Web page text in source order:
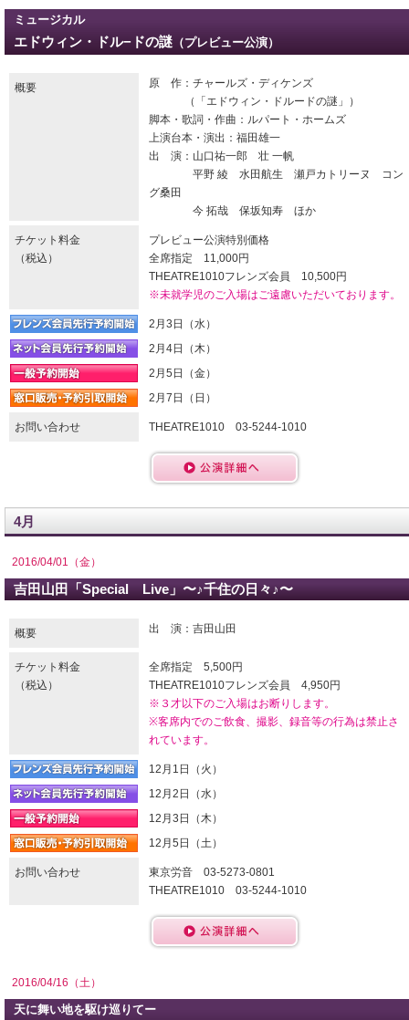
ミュージカル
エドウィン・ドル−ドの謎 （プレビュー公演）
概要
原 作：チャールズ・ディケンズ
（「エドウィン・ドルードの謎」）
脚本・歌詞・作曲：ルパート・ホームズ
上演台本・演出：福田雄一
出 演：山口祐一郎 壮 一帆
平野 綾 水田航生 瀬戸カトリーヌ コン
グ桑田
今 拓哉 保坂知寿 ほか
チケット料金
（税込）
プレビュー公演特別価格
全席指定 11,000円
THEATRE1010フレンズ会員 10,500円
※未就学児のご入場はご遠慮いただいております。
2月3日（水）
2月4日（木）
2月5日（金）
2月7日（日）
お問い合わせ THEATRE1010 03-5244-1010
4月
2016/04/01（金）
吉田山田「Special Live」〜♪千住の日々♪〜
概要 出 演：吉田山田
チケット料金
（税込）
全席指定 5,500円
THEATRE1010フレンズ会員 4,950円
※３才以下のご入場はお断りします。
※客席内でのご飲食、撮影、録音等の行為は禁止さ
れています。
12月1日（火）
12月2日（水）
12月3日（木）
12月5日（土）
お問い合わせ
東京労音 03-5273-0801
THEATRE1010 03-5244-1010
2016/04/16（土）
天に舞い地を駆け巡りてー